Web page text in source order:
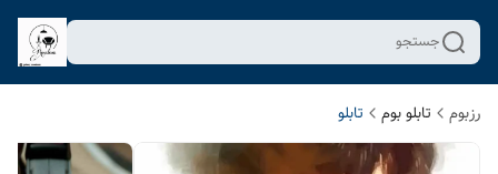
جستجو
رزبوم تابلو بوم تابلو